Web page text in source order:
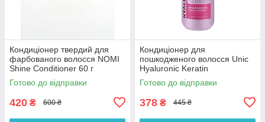
Кондиціонер твердий для
фарбованого волосся NOMI
Shine Conditioner 60 г
Готово до відправки
420 ₴ 600 ₴
Кондиціонер для
пошкодженого волосся Unic
Hyaluronic Keratin
Regenerating Conditioner 500
мл
Готово до відправки
378 ₴ 445 ₴